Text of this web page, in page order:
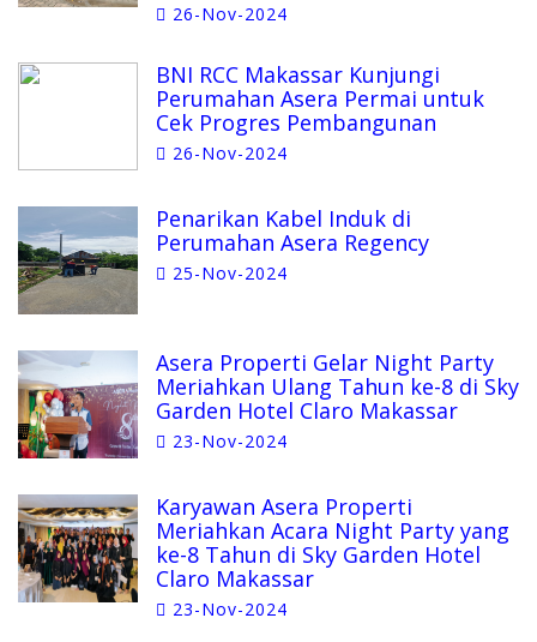
26-Nov-2024
BNI RCC Makassar Kunjungi
Perumahan Asera Permai untuk
Cek Progres Pembangunan
26-Nov-2024
Penarikan Kabel Induk di
Perumahan Asera Regency
25-Nov-2024
Asera Properti Gelar Night Party
Meriahkan Ulang Tahun ke-8 di Sky
Garden Hotel Claro Makassar
23-Nov-2024
Karyawan Asera Properti
Meriahkan Acara Night Party yang
ke-8 Tahun di Sky Garden Hotel
Claro Makassar
23-Nov-2024